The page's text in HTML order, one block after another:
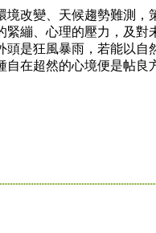
改變、天候趨勢難測，
緊繃、心理的壓力，及對
頭是狂風暴雨，若能以自
自在超然的心境便是帖良